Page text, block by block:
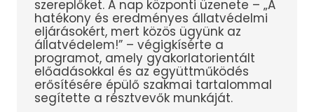
szereplőket. A nap központi üzenete – „A
hatékony és eredményes állatvédelmi
eljárásokért, mert közös ügyünk az
állatvédelem!” – végigkísérte a
programot, amely gyakorlatorientált
előadásokkal és az együttműködés
erősítésére épülő szakmai tartalommal
segítette a résztvevők munkáját.